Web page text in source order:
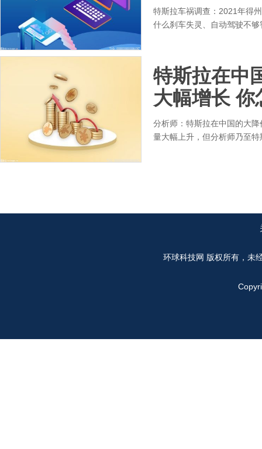
特斯拉车祸调查：2021年得
什么刹车失灵、自动驾驶不
特斯拉在中
大幅增长 你
分析师：特斯拉在中国的大
量大幅上升，但分析师乃至
环球科技网 版权所有，未